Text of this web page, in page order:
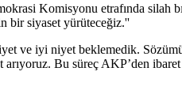
Komisyonu etrafında silah
bir siyaset yürüteceğiz.''
ve iyi niyet beklemedik.
arıyoruz. Bu süreç AKP’den